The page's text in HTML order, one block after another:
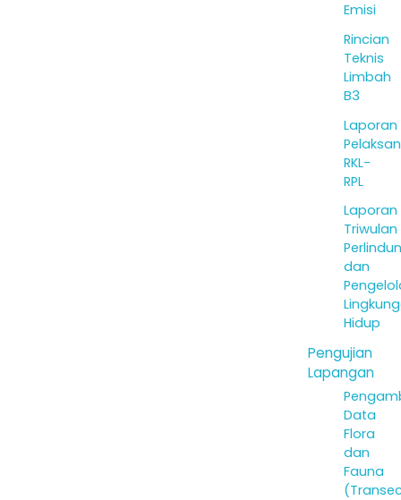
Emisi
Rincian
Teknis
Limbah
B3
Laporan
RKL-
RPL
Laporan
Triwulan
dan
Hidup
Pengujian
Lapangan
Data
Flora
dan
Fauna